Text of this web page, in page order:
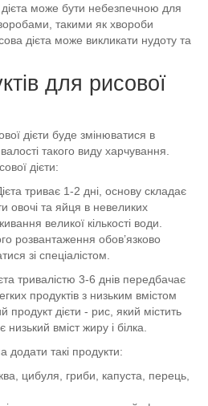
може бути небезпечною для
такими як хвороби
дієта може викликати нудоту та
для рисової
дієти буде змінюватися в
такого виду харчування.
дієти:
триває 1-2 дні, основу складає
овочі та яйця в невеликих
великої кількості води.
розвантаження обов’язково
зі спеціалістом.
тривалістю 3-6 днів передбачає
продуктів з низьким вмістом
продукт дієти - рис, який містить
вміст жиру і білка.
додати такі продукти:
цибуля, гриби, капуста, перець,